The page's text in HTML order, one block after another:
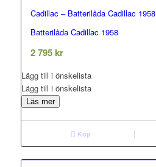
Cadillac – Batterilåda Cadillac 1958
Batterilåda Cadillac 1958
2 795 kr
Lägg till i önskelista
Lägg till i önskelista
Läs mer
Köp